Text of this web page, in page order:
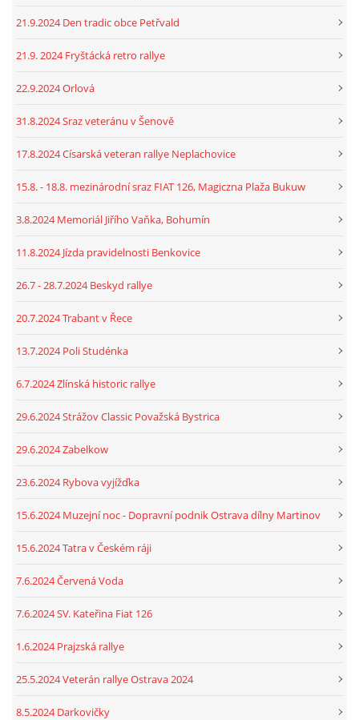
21.9.2024 Den tradic obce Petřvald
21.9. 2024 Fryštácká retro rallye
22.9.2024 Orlová
31.8.2024 Sraz veteránu v Šenově
17.8.2024 Císarská veteran rallye Neplachovice
15.8. - 18.8. mezinárodní sraz FIAT 126, Magiczna Plaža Bukuw
3.8.2024 Memoriál Jiřího Vaňka, Bohumín
11.8.2024 Jízda pravidelnosti Benkovice
26.7 - 28.7.2024 Beskyd rallye
20.7.2024 Trabant v Řece
13.7.2024 Poli Studénka
6.7.2024 Zlínská historic rallye
29.6.2024 Strážov Classic Považská Bystrica
29.6.2024 Zabelkow
23.6.2024 Rybova vyjížďka
15.6.2024 Muzejní noc - Dopravní podnik Ostrava dílny Martinov
15.6.2024 Tatra v Českém ráji
7.6.2024 Červená Voda
7.6.2024 SV. Kateřina Fiat 126
1.6.2024 Prajzská rallye
25.5.2024 Veterán rallye Ostrava 2024
8.5.2024 Darkovičky